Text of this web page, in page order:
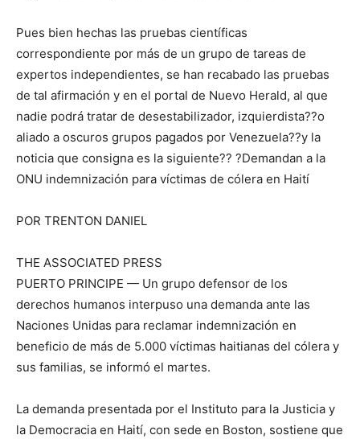
Pues bien hechas las pruebas científicas
correspondiente por más de un grupo de tareas de
expertos independientes, se han recabado las pruebas
de tal afirmación y en el portal de Nuevo Herald, al que
nadie podrá tratar de desestabilizador, izquierdista??o
aliado a oscuros grupos pagados por Venezuela??y la
noticia que consigna es la siguiente?? ?Demandan a la
ONU indemnización para víctimas de cólera en Haití
POR TRENTON DANIEL
THE ASSOCIATED PRESS
PUERTO PRINCIPE — Un grupo defensor de los
derechos humanos interpuso una demanda ante las
Naciones Unidas para reclamar indemnización en
beneficio de más de 5.000 víctimas haitianas del cólera y
sus familias, se informó el martes.
La demanda presentada por el Instituto para la Justicia y
la Democracia en Haití, con sede en Boston, sostiene que